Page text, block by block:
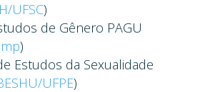
UFSC)
de Gênero PAGU
)
Estudos da Sexualidade
UFPE)